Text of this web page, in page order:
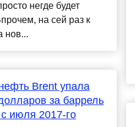
негде будет
на сей раз к
нов...
Brent упала
за баррель
июля 2017-го